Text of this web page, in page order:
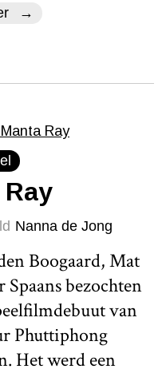
Nanna de Jong
Boogaard, Mat
bezochten
van
Phuttiphong
Het werd een